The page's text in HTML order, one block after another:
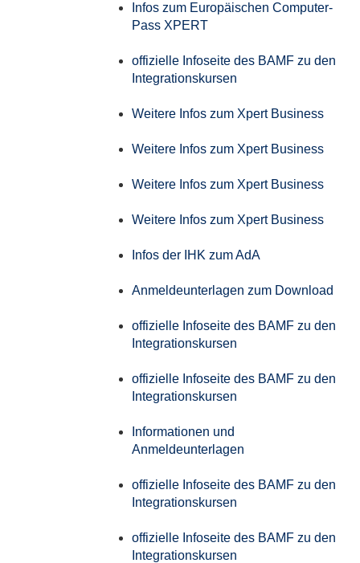
Infos zum Europäischen Computer-
Pass XPERT
offizielle Infoseite des BAMF zu den
Integrationskursen
Weitere Infos zum Xpert Business
Weitere Infos zum Xpert Business
Weitere Infos zum Xpert Business
Weitere Infos zum Xpert Business
Infos der IHK zum AdA
Anmeldeunterlagen zum Download
offizielle Infoseite des BAMF zu den
Integrationskursen
offizielle Infoseite des BAMF zu den
Integrationskursen
Informationen und
Anmeldeunterlagen
offizielle Infoseite des BAMF zu den
Integrationskursen
offizielle Infoseite des BAMF zu den
Integrationskursen